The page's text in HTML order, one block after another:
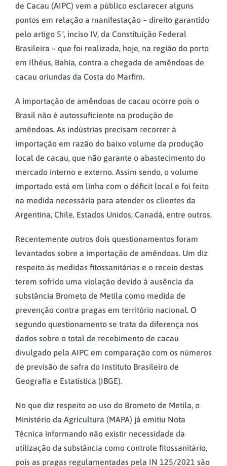
de Cacau (AIPC) vem a público esclarecer alguns
pontos em relação a manifestação – direito garantido
pelo artigo 5º, inciso IV, da Constituição Federal
Brasileira – que foi realizada, hoje, na região do porto
em Ilhéus, Bahia, contra a chegada de amêndoas de
cacau oriundas da Costa do Marfim.
A importação de amêndoas de cacau ocorre pois o
Brasil não é autossuficiente na produção de
amêndoas. As indústrias precisam recorrer à
importação em razão do baixo volume da produção
local de cacau, que não garante o abastecimento do
mercado interno e externo. Assim sendo, o volume
importado está em linha com o déficit local e foi feito
na medida necessária para atender os clientes da
Argentina, Chile, Estados Unidos, Canadá, entre outros.
Recentemente outros dois questionamentos foram
levantados sobre a importação de amêndoas. Um diz
respeito às medidas fitossanitárias e o receio destas
terem sofrido uma violação devido à ausência da
substância Brometo de Metila como medida de
prevenção contra pragas em território nacional. O
segundo questionamento se trata da diferença nos
dados sobre o total de recebimento de cacau
divulgado pela AIPC em comparação com os números
de previsão de safra do Instituto Brasileiro de
Geografia e Estatística (IBGE).
No que diz respeito ao uso do Brometo de Metila, o
Ministério da Agricultura (MAPA) já emitiu Nota
Técnica informando não existir necessidade da
utilização da substância como controle fitossanitário,
pois as pragas regulamentadas pela IN 125/2021 são